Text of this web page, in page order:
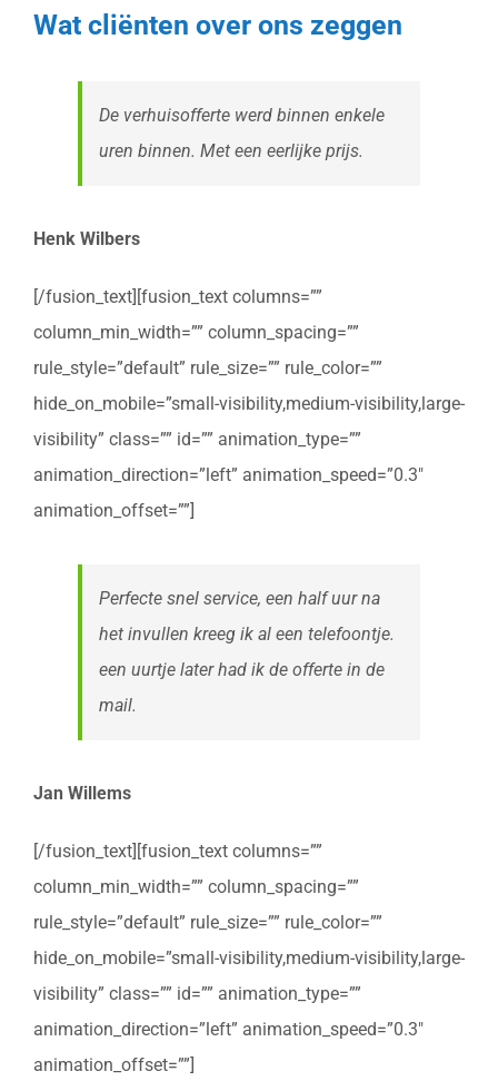
Wat cliënten over ons zeggen
De verhuisofferte werd binnen enkele
uren binnen. Met een eerlijke prijs.
Henk Wilbers
[/fusion_text][fusion_text columns=””
column_min_width=”” column_spacing=””
rule_style=”default” rule_size=”” rule_color=””
hide_on_mobile=”small-visibility,medium-visibility,large-
visibility” class=”” id=”” animation_type=””
animation_direction=”left” animation_speed=”0.3″
animation_offset=””]
Perfecte snel service, een half uur na
het invullen kreeg ik al een telefoontje.
een uurtje later had ik de offerte in de
mail.
Jan Willems
[/fusion_text][fusion_text columns=””
column_min_width=”” column_spacing=””
rule_style=”default” rule_size=”” rule_color=””
hide_on_mobile=”small-visibility,medium-visibility,large-
visibility” class=”” id=”” animation_type=””
animation_direction=”left” animation_speed=”0.3″
animation_offset=””]